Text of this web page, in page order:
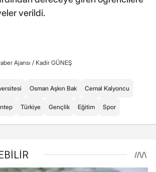
verildi.
Ajansı / Kadir GÜNEŞ
Osman Aşkın Bak Cemal Kalyoncu
Türkiye Gençlik Eğitim Spor